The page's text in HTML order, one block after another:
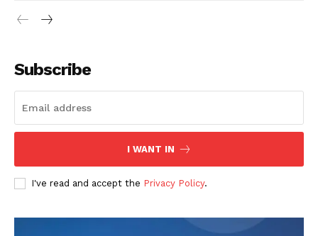
Subscribe
I WANT IN
I've read and accept the Privacy Policy.